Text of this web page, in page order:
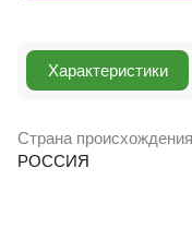
Характеристики
Страна происхождения
РОССИЯ